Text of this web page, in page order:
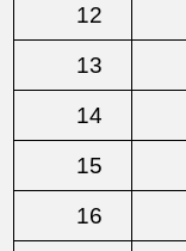
12
13
14
15
16